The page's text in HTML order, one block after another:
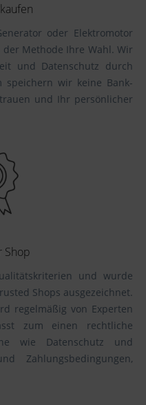
oder Elektromotor
Methode Ihre Wahl. Wir
und Datenschutz durch
speichern wir keine Bank-
und Ihr persönlicher
Shop
und wurde
Shops ausgezeichnet.
regelmäßig von Experten
zum einen rechtliche
wie Datenschutz und
Zahlungsbedingungen,